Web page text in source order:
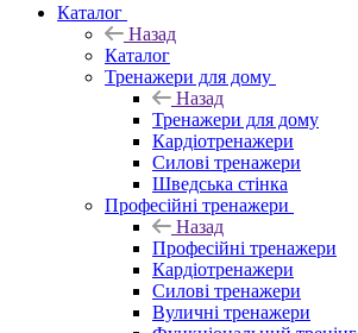
Каталог
Назад
Каталог
Тренажери для дому
Назад
Тренажери для дому
Кардіотренажери
Силові тренажери
Шведська стінка
Професійні тренажери
Назад
Професійні тренажери
Кардіотренажери
Силові тренажери
Вуличні тренажери